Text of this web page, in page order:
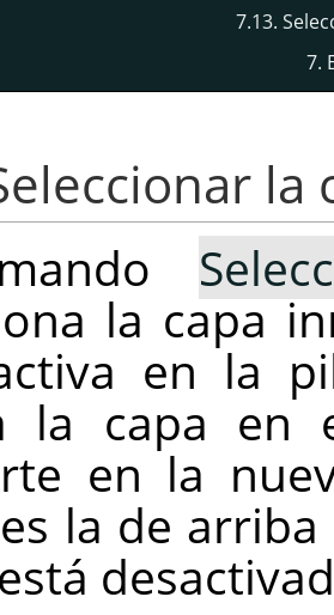
7.13.
7.
la capa
en la
la capa en
en la
la de